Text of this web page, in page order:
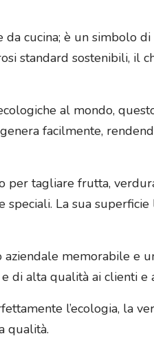
cucina; è un simbolo
standard sostenibili, il
al mondo,
facilmente,
tagliare frutta,
La sua
memorabile e
di alta qualità ai clienti e
l’ecologia, la
qualità.